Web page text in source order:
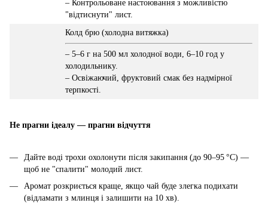
– Контрольоване настоювання з можливістю
"відтиснути" лист.
Колд брю (холодна витяжка)
– 5–6 г на 500 мл холодної води, 6–10 год у
холодильнику.
– Освіжаючий, фруктовий смак без надмірної
терпкості.
Не прагни ідеалу — прагни відчуття
Дайте воді трохи охолонути після закипання (до 90–95 °C) —
щоб не "спалити" молодий лист.
Аромат розкриється краще, якщо чай буде злегка подихати
(відламати з млинця і залишити на 10 хв).